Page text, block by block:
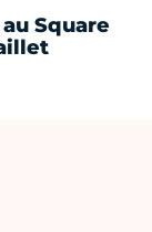
Square